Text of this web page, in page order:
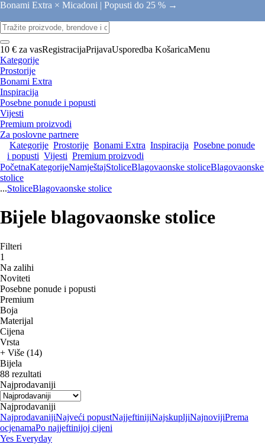
Bonami Extra × Micadoni | Popusti do 25 % →
10 € za vasRegistracijaPrijavaUsporedba KošaricaMenu
Kategorije
Prostorije
Bonami Extra
Inspiracija
Posebne ponude i popusti
Vijesti
Premium proizvodi
Za poslovne partnere
Kategorije Prostorije Bonami Extra Inspiracija Posebne ponude
i popusti Vijesti Premium proizvodi
PočetnaKategorijeNamještajStoliceBlagovaonske stoliceBlagovaonske
stolice
...StoliceBlagovaonske stolice
Bijele blagovaonske stolice
Filteri
1
Na zalihi
Noviteti
Posebne ponude i popusti
Premium
Boja
Materijal
Cijena
Vrsta
+ Više (14)
Bijela
88 rezultati
Najprodavaniji
Najprodavaniji
NajprodavanijiNajveći popustNajjeftinijiNajskupljiNajnovijiPrema
ocjenamaPo najjeftinijoj cijeni
Yes Everyday